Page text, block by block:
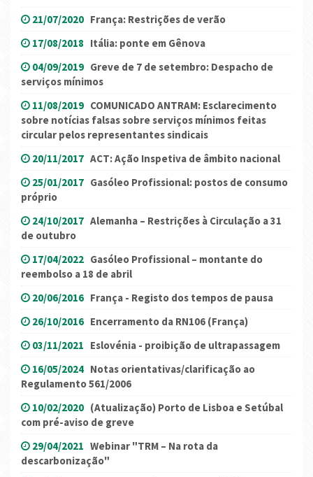
21/07/2020 França: Restrições de verão
17/08/2018 Itália: ponte em Gênova
04/09/2019 Greve de 7 de setembro: Despacho de
serviços mínimos
11/08/2019 COMUNICADO ANTRAM: Esclarecimento
sobre notícias falsas sobre serviços mínimos feitas
circular pelos representantes sindicais
20/11/2017 ACT: Ação Inspetiva de âmbito nacional
25/01/2017 Gasóleo Profissional: postos de consumo
próprio
24/10/2017 Alemanha – Restrições à Circulação a 31
de outubro
17/04/2022 Gasóleo Profissional – montante do
reembolso a 18 de abril
20/06/2016 França - Registo dos tempos de pausa
26/10/2016 Encerramento da RN106 (França)
03/11/2021 Eslovénia - proibição de ultrapassagem
16/05/2024 Notas orientativas/clarificação ao
Regulamento 561/2006
10/02/2020 (Atualização) Porto de Lisboa e Setúbal
com pré-aviso de greve
29/04/2021 Webinar "TRM – Na rota da
descarbonização"